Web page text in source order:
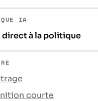
IA
direct à la politique
courte